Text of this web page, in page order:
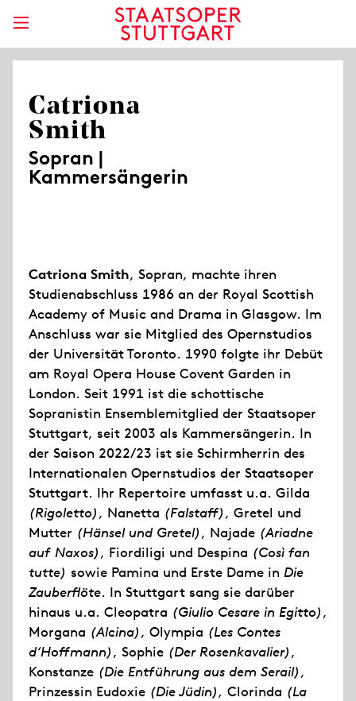
Catriona
Smith
Sopran |
Kammersängerin
Catriona Smith, Sopran, machte ihren
Studienabschluss 1986 an der Royal Scottish
Academy of Music and Drama in Glasgow. Im
Anschluss war sie Mitglied des Opernstudios
der Universität Toronto. 1990 folgte ihr Debüt
am Royal Opera House Covent Garden in
London. Seit 1991 ist die schottische
Sopranistin Ensemblemitglied der Staatsoper
Stuttgart, seit 2003 als Kammersängerin. In
der Saison 2022/23 ist sie Schirmherrin des
Internationalen Opernstudios der Staatsoper
Stuttgart. Ihr Repertoire umfasst u.a. Gilda
(Rigoletto), Nanetta (Falstaff), Gretel und
Mutter (Hänsel und Gretel), Najade (Ariadne
auf Naxos), Fiordiligi und Despina (Così fan
tutte) sowie Pamina und Erste Dame in Die
Zauberflöte. In Stuttgart sang sie darüber
hinaus u.a. Cleopatra (Giulio Cesare in Egitto),
Morgana (Alcina), Olympia (Les Contes
d‘Hoffmann), Sophie (Der Rosenkavalier),
Konstanze (Die Entführung aus dem Serail),
Prinzessin Eudoxie (Die Jüdin), Clorinda (La